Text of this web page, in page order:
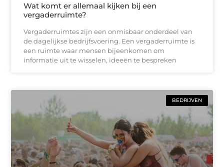
Wat komt er allemaal kijken bij een
vergaderruimte?
Vergaderruimtes zijn een onmisbaar onderdeel van
de dagelijkse bedrijfsvoering. Een vergaderruimte is
een ruimte waar mensen bijeenkomen om
informatie uit te wisselen, ideeën te bespreken
BEDRIJVEN